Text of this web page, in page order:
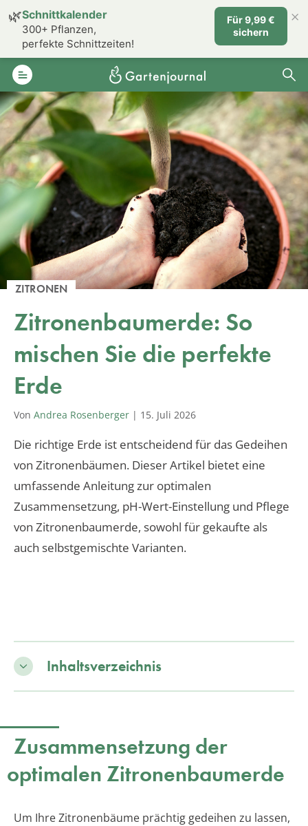
ZITRONEN
Zitronenbaumerde: So
mischen Sie die perfekte
Erde
Von Andrea Rosenberger | 15. Juli 2026
Die richtige Erde ist entscheidend für das Gedeihen
von Zitronenbäumen. Dieser Artikel bietet eine
umfassende Anleitung zur optimalen
Zusammensetzung, pH-Wert-Einstellung und Pflege
von Zitronenbaumerde, sowohl für gekaufte als
auch selbstgemischte Varianten.
Inhaltsverzeichnis
Zusammensetzung der
optimalen Zitronenbaumerde
Um Ihre Zitronenbäume prächtig gedeihen zu lassen,
🌿Schnittkalender
300+ Pflanzen,
perfekte Schnittzeiten!
Für 9,99 €
sichern
×